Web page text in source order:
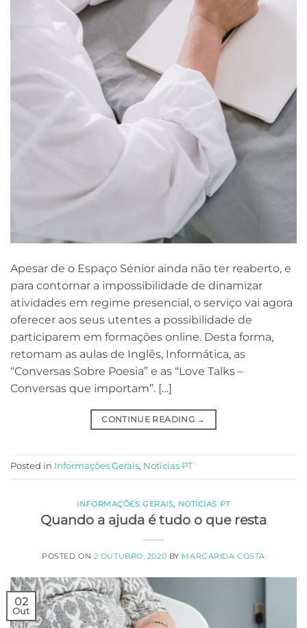
Apesar de o Espaço Sénior ainda não ter reaberto, e
para contornar a impossibilidade de dinamizar
atividades em regime presencial, o serviço vai agora
oferecer aos seus utentes a possibilidade de
participarem em formações online. Desta forma,
retomam as aulas de Inglês, Informática, as
“Conversas Sobre Poesia” e as “Love Talks –
Conversas que importam”. […]
CONTINUE READING →
Posted in Informações Gerais, Notícias PT
INFORMAÇÕES GERAIS, NOTÍCIAS PT
Quando a ajuda é tudo o que resta
POSTED ON 2 OUTUBRO, 2020 BY MARGARIDA COSTA
02
Out